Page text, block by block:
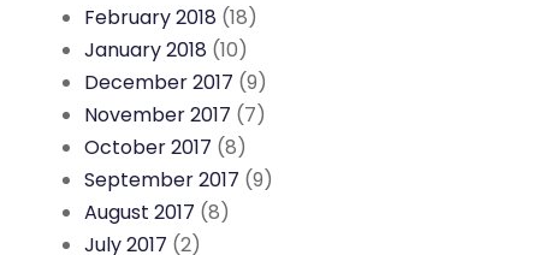
February 2018 (18)
January 2018 (10)
December 2017 (9)
November 2017 (7)
October 2017 (8)
September 2017 (9)
August 2017 (8)
July 2017 (2)